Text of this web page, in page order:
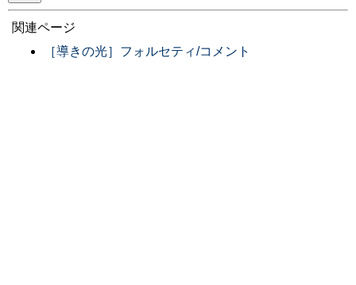
関連ページ
［導きの光］フォルセティ/コメント